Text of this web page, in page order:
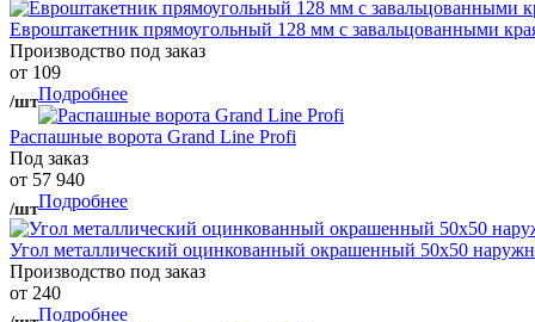
Евроштакетник прямоугольный 128 мм с завальцованными
Производство под заказ
от 109
/штПодробнее
Распашные ворота Grand Line Profi
Под заказ
от 57 940
/штПодробнее
Угол металлический оцинкованный окрашенный 50х50
Производство под заказ
от 240
Подробнее